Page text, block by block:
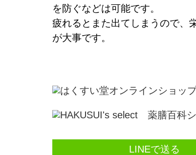
を防ぐなどは可能です。
疲れるとまた出てしまうので、
が大事です。
LINEで送る